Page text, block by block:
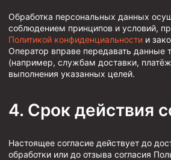
Муфта НКТ 48
Муфта НКТ 33
Обсадные трубы и муфты к ним
ГОСТ 31446-2017
Муфта ОТТМ 102
Обработка персональных данных
соблюдением принципов и условий,
Политикой конфиденциальности и
Оператор вправе передавать данные
(например, службам доставки,
выполнения указанных целей.
Срок действия
Настоящее согласие действует до
обработки или до отзыва согласия